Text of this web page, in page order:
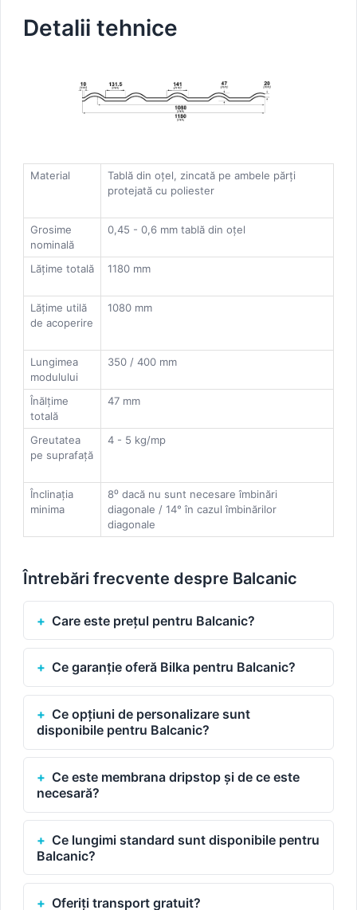
Detalii tehnice
Material
Tablă din oțel, zincată pe ambele părți
protejată cu poliester
Grosime
nominală
0,45 - 0,6 mm tablă din oțel
Lățime totală 1180 mm
Lățime utilă
de acoperire
1080 mm
Lungimea
modulului
350 / 400 mm
Înălțime
totală
47 mm
Greutatea
pe suprafață
4 - 5 kg/mp
Înclinația
minima
8⁰ dacă nu sunt necesare îmbinări
diagonale / 14° în cazul îmbinărilor
diagonale
Întrebări frecvente despre Balcanic
Care este prețul pentru Balcanic?
Ce garanție oferă Bilka pentru Balcanic?
Ce opțiuni de personalizare sunt
disponibile pentru Balcanic?
Ce este membrana dripstop și de ce este
necesară?
Ce lungimi standard sunt disponibile pentru
Balcanic?
Oferiți transport gratuit?